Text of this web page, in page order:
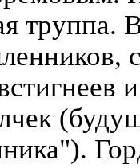
труппа.